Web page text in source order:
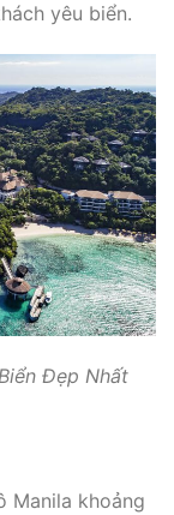
yêu biển.
Đẹp Nhất
Manila khoảng